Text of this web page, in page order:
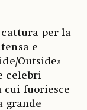
cattura per la
e
Outside»
celebri
cui fuoriesce
grande